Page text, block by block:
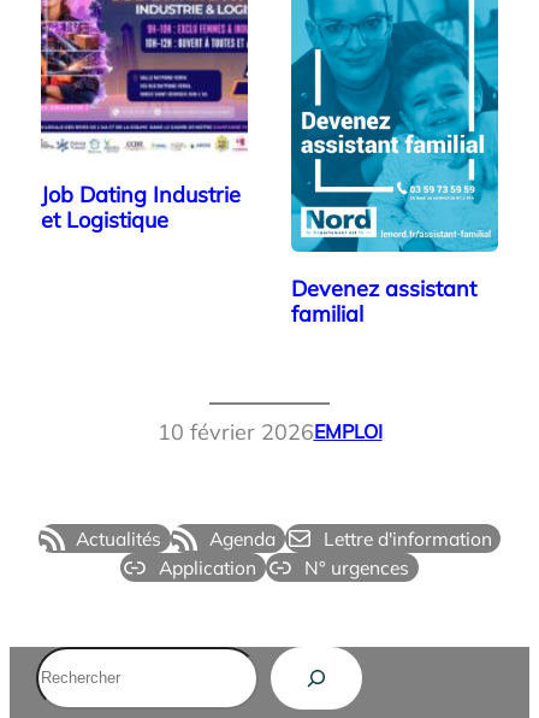
Job Dating Industrie
et Logistique
Devenez assistant
familial
10 février 2026EMPLOI
Actualités Agenda
Lettre d'information
Application
N° urgences
Rechercher